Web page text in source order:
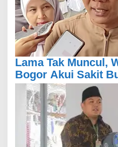
Lama Tak Muncul,
Bogor Akui Sakit
Masalah Internal